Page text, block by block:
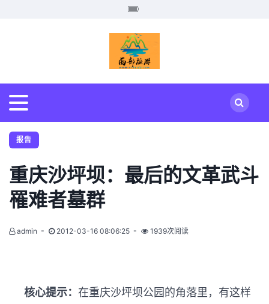
报告
重庆沙坪坝：最后的文革武斗
罹难者墓群
admin 2012-03-16 08:06:25 1939次阅读
核心提示： 在重庆沙坪坝公园的角落里，有这样